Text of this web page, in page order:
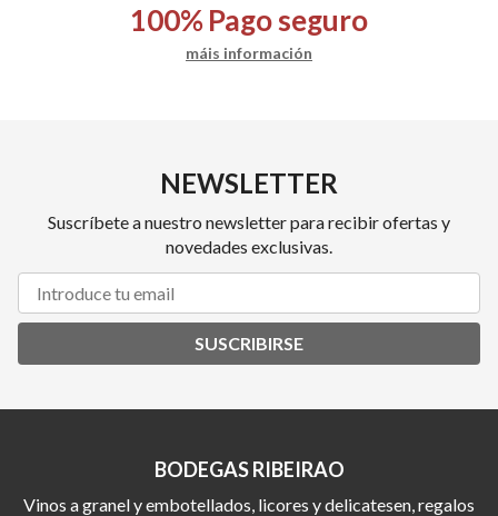
100%Pago seguro
máis información
NEWSLETTER
Suscríbete a nuestro newsletter para recibir ofertas y
novedades exclusivas.
SUSCRIBIRSE
BODEGAS RIBEIRAO
Vinos a granel y embotellados, licores y delicatesen, regalos